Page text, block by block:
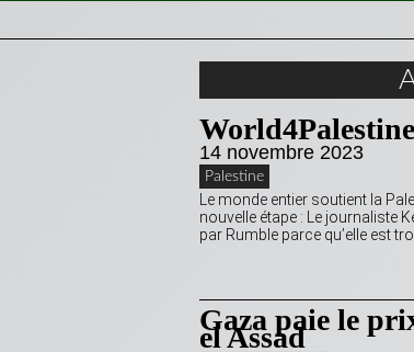
14 novembre 2023
Palestine
Le monde entier soutient la
nouvelle étape : Le journaliste
par Rumble parce qu’elle est
Gaza paie le
el Assad